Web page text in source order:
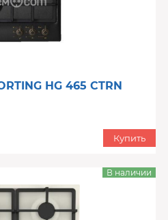
HG 465 CTRN
Купить
В наличии